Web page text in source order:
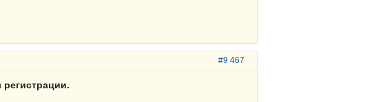
#9 467